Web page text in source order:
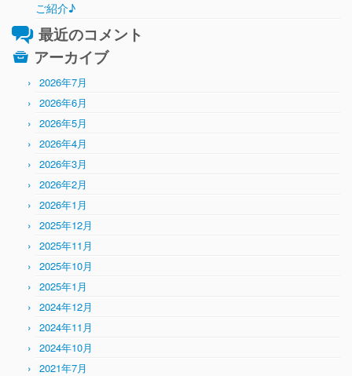
ご紹介♪
最近のコメント
アーカイブ
2026年7月
2026年6月
2026年5月
2026年4月
2026年3月
2026年2月
2026年1月
2025年12月
2025年11月
2025年10月
2025年1月
2024年12月
2024年11月
2024年10月
2021年7月